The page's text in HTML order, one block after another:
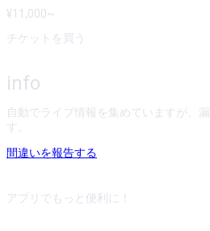
¥11,000~
チケットを買う
info
自動でライブ情報を集めていますが、
す。
間違いを報告する
アプリでもっと便利に！